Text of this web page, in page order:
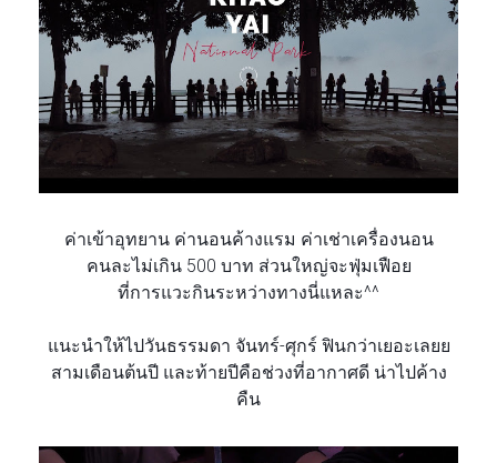
ค่าเข้าอุทยาน ค่านอนค้างแรม ค่าเช่าเครื่องนอน
คนละไม่เกิน 500 บาท ส่วนใหญ่จะฟุ่มเฟือย
ที่การแวะกินระหว่างทางนี่แหละ^^
แนะนำให้ไปวันธรรมดา จันทร์-ศุกร์ ฟินกว่าเยอะเลยย
สามเดือนต้นปี และท้ายปีคือช่วงที่อากาศดี น่าไปค้าง
คืน